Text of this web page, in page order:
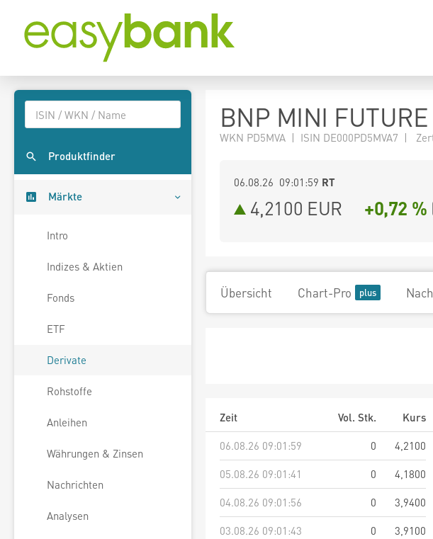
Produktfinder
Märkte
Intro
Indizes & Aktien
Fonds
ETF
Derivate
Rohstoffe
Anleihen
Währungen & Zinsen
Nachrichten
Analysen
BNP MINI FUTURE
WKN PD5MVA | ISIN DE000PD5MVA7 |
06.08.26 09:01:59 RT
4,2100 EUR +0,72 %
Übersicht Chart-Pro
Zeit Vol. Stk.
Kurs
06.08.26 09:01:59
0
4,2100
05.08.26 09:01:41
0
4,1800
04.08.26 09:01:56
0
3,9400
03.08.26 09:01:43
0
3,9100